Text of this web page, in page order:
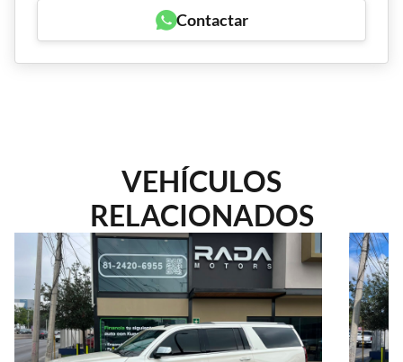
Contactar
VEHÍCULOS
RELACIONADOS